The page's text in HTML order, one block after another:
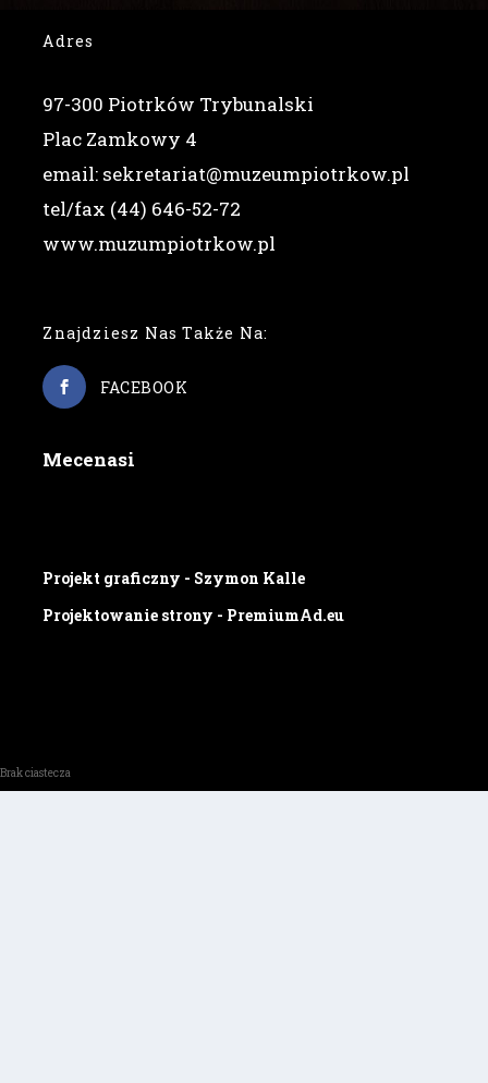
Adres
97-300 Piotrków Trybunalski
Plac Zamkowy 4
email: sekretariat@muzeumpiotrkow.pl
tel/fax (44) 646-52-72
www.muzumpiotrkow.pl
Znajdziesz Nas Także Na:
FACEBOOK
Mecenasi
Projekt graficzny - Szymon Kalle
Projektowanie strony - PremiumAd.eu
Brak ciastecza